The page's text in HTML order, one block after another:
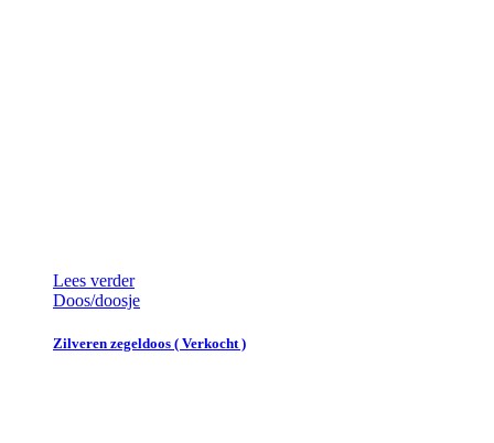
Lees verder
Doos/doosje
Zilveren zegeldoos ( Verkocht )